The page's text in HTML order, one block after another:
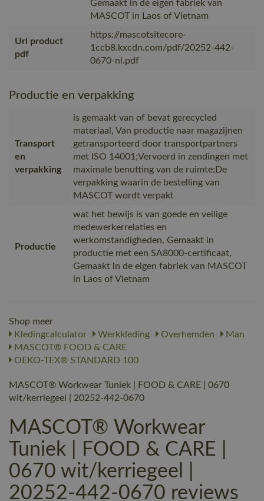
Gemaakt in de eigen fabriek van
MASCOT in Laos of Vietnam
Url product
pdf
https://mascotsitecore-
1ccb8.kxcdn.com/pdf/20252-442-
0670-nl.pdf
Productie en verpakking
Transport
en
verpakking
is gemaakt van of bevat gerecycled
materiaal, Van productie naar magazijnen
getransporteerd door transportpartners
met ISO 14001;Vervoerd in zendingen met
maximale benutting van de ruimte;De
verpakking waarin de bestelling van
MASCOT wordt verpakt
Productie
wat het bewijs is van goede en veilige
medewerkerrelaties en
werkomstandigheden, Gemaakt in
productie met een SA8000-certificaat,
Gemaakt in de eigen fabriek van MASCOT
in Laos of Vietnam
Shop meer
Kledingcalculator
Werkkleding Overhemden
Man
MASCOT® FOOD & CARE
OEKO-TEX® STANDARD 100
MASCOT® Workwear Tuniek | FOOD & CARE | 0670
wit/kerriegeel | 20252-442-0670
MASCOT® Workwear
Tuniek | FOOD & CARE |
0670 wit/kerriegeel |
20252-442-0670 reviews